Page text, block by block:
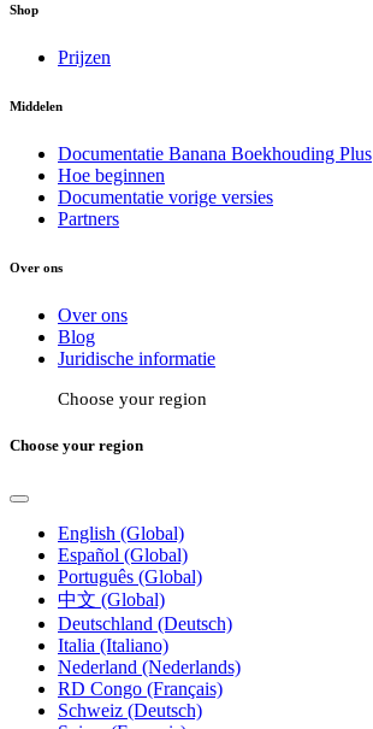
Shop
Prijzen
Middelen
Documentatie Banana Boekhouding Plus
Hoe beginnen
Documentatie vorige versies
Partners
Over ons
Over ons
Blog
Juridische informatie
Choose your region
Choose your region
English (Global)
Español (Global)
Português (Global)
中文 (Global)
Deutschland (Deutsch)
Italia (Italiano)
Nederland (Nederlands)
RD Congo (Français)
Schweiz (Deutsch)